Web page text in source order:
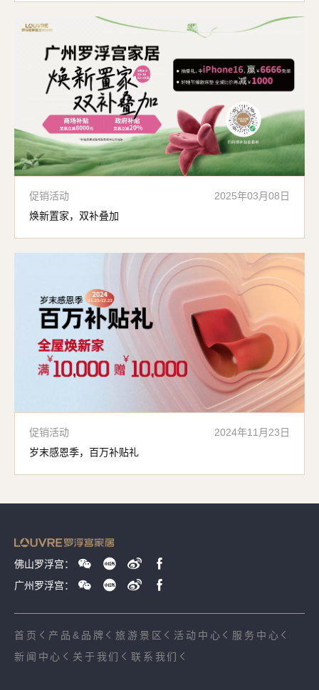
促销活动
2025年03月08日
焕新置家，双补叠加
促销活动
2024年11月23日
岁末感恩季，百万补贴礼
佛山罗浮宫：
广州罗浮宫：
首页 产品&品牌 旅游景区 活动中心
服务中心
新闻中心
关于我们 联系我们